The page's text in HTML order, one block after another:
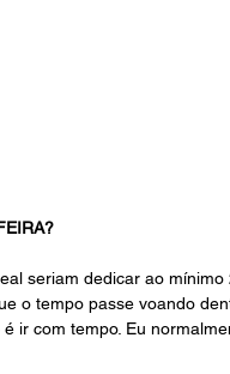
seriam dedicar ao
o tempo passe voando
ir com tempo. Eu